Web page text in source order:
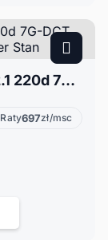
Mercedes-Benz Klasa B W246 2.1 220d 7G-DCT AMG 170 KM Radar Kamera Skóra Super Stan
Raty697zł/msc